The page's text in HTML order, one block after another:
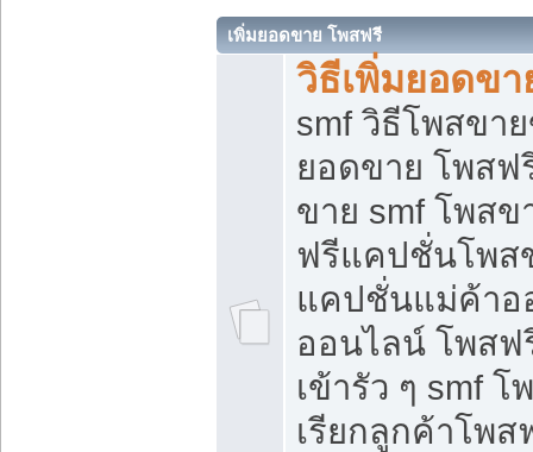
เพิ่มยอดขาย โพสฟรี
วิธีเพิ่มยอดข
smf วิธีโพสขา
ยอดขาย โพสฟ
ขาย smf โพส
ฟรีแคปชั่นโพส
แคปชั่นแม่ค้า
ออนไลน์ โพสฟ
เข้ารัว ๆ smf
เรียกลูกค้าโพส